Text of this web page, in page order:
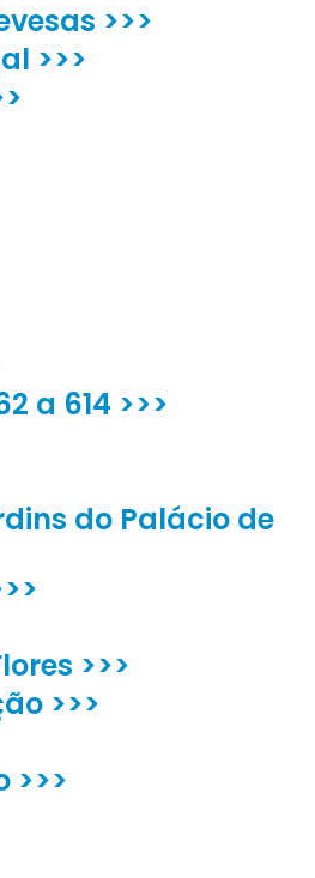
>>>
>>>
a 614 >>>
do Palácio de
>>>
>>>
>>>